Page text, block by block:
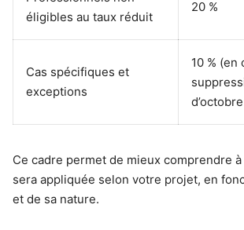
éligibles au taux réduit
20 %
Cas spécifiques et
exceptions
10 % (en
Ce cadre permet de mieux comprendre
sera appliquée selon votre projet, en
et de sa nature.